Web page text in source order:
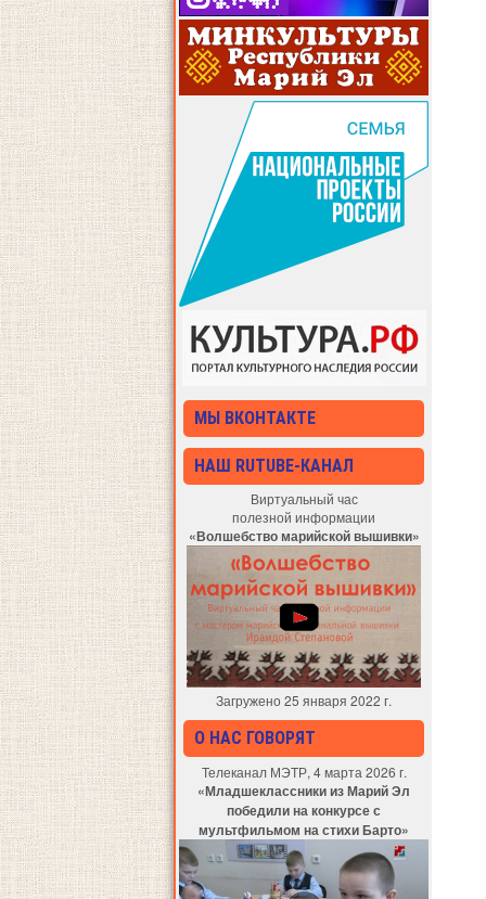
МЫ ВКОНТАКТЕ
НАШ RUTUBE-КАНАЛ
Виртуальный час
полезной информации
«Волшебство марийской вышивки»
Загружено 25 января 2022 г.
О НАС ГОВОРЯТ
Телеканал МЭТР, 4 марта 2026 г.
«Младшеклассники из Марий Эл
победили на конкурсе с
мультфильмом на стихи Барто»